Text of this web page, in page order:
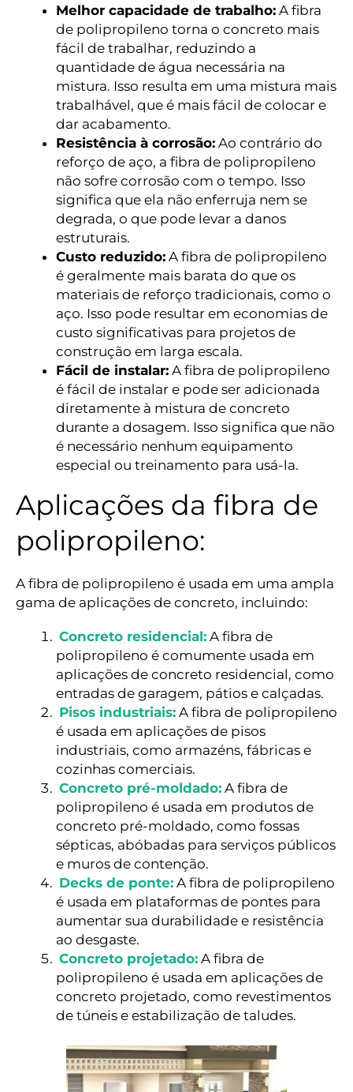
Melhor capacidade de trabalho: A fibra
de polipropileno torna o concreto mais
fácil de trabalhar, reduzindo a
quantidade de água necessária na
mistura. Isso resulta em uma mistura mais
trabalhável, que é mais fácil de colocar e
dar acabamento.
Resistência à corrosão: Ao contrário do
reforço de aço, a fibra de polipropileno
não sofre corrosão com o tempo. Isso
significa que ela não enferruja nem se
degrada, o que pode levar a danos
estruturais.
Custo reduzido: A fibra de polipropileno
é geralmente mais barata do que os
materiais de reforço tradicionais, como o
aço. Isso pode resultar em economias de
custo significativas para projetos de
construção em larga escala.
Fácil de instalar: A fibra de polipropileno
é fácil de instalar e pode ser adicionada
diretamente à mistura de concreto
durante a dosagem. Isso significa que não
é necessário nenhum equipamento
especial ou treinamento para usá-la.
Aplicações da fibra de
polipropileno:
A fibra de polipropileno é usada em uma ampla
gama de aplicações de concreto, incluindo:
Concreto residencial: A fibra de
polipropileno é comumente usada em
aplicações de concreto residencial, como
entradas de garagem, pátios e calçadas.
Pisos industriais: A fibra de polipropileno
é usada em aplicações de pisos
industriais, como armazéns, fábricas e
cozinhas comerciais.
Concreto pré-moldado: A fibra de
polipropileno é usada em produtos de
concreto pré-moldado, como fossas
sépticas, abóbadas para serviços públicos
e muros de contenção.
Decks de ponte: A fibra de polipropileno
é usada em plataformas de pontes para
aumentar sua durabilidade e resistência
ao desgaste.
Concreto projetado: A fibra de
polipropileno é usada em aplicações de
concreto projetado, como revestimentos
de túneis e estabilização de taludes.